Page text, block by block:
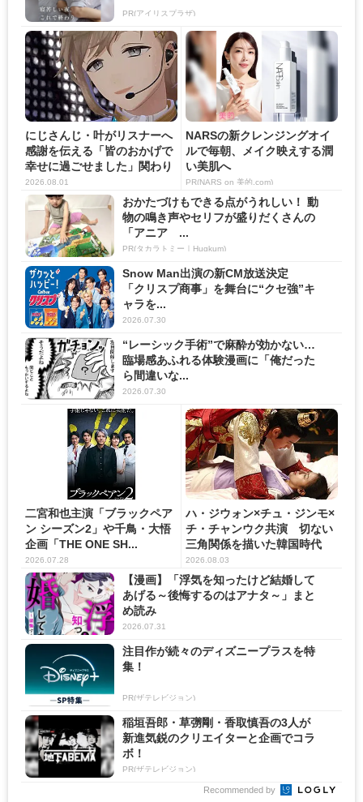
PR(アイリスプラザ)
にじさんじ・叶がリスナーへ
感謝を伝える「皆のおかげで
幸せに過ごせました」関わり
の...
2026.08.01
NARSの新クレンジングオイ
ルで毎朝、メイク映えする潤
い美肌へ
PR(NARS on 美的.com)
おかたづけもできる点がうれしい！ 動
物の鳴き声やセリフが盛りだくさんの
「アニア ...
PR(タカラトミー｜Hugkum)
Snow Man出演の新CM放送決定
「クリスプ商事」を舞台に“クセ強”キ
ャラを...
2026.07.30
“レーシック手術”で麻酔が効かない…
臨場感あふれる体験漫画に「俺だった
ら間違いな...
2026.07.30
二宮和也主演「ブラックペア
ン シーズン2」や千鳥・大悟
企画「THE ONE SH...
2026.07.28
ハ・ジウォン×チュ・ジンモ×
チ・チャンウク共演 切ない
三角関係を描いた韓国時代
劇...
2026.08.03
【漫画】「浮気を知ったけど結婚して
あげる～後悔するのはアナタ～」まと
め読み
2026.07.31
注目作が続々のディズニープラスを特
集！
PR(ザテレビジョン)
稲垣吾郎・草彅剛・香取慎吾の3人が
新進気鋭のクリエイターと企画でコラ
ボ！
PR(ザテレビジョン)
Recommended by